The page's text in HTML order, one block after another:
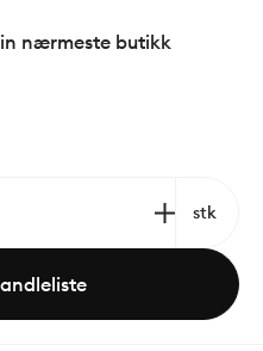
nærmeste butikk
stk